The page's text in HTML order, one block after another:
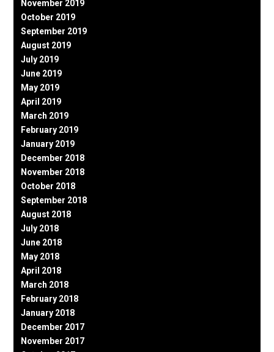
November 2019
October 2019
September 2019
August 2019
July 2019
June 2019
May 2019
April 2019
March 2019
February 2019
January 2019
December 2018
November 2018
October 2018
September 2018
August 2018
July 2018
June 2018
May 2018
April 2018
March 2018
February 2018
January 2018
December 2017
November 2017